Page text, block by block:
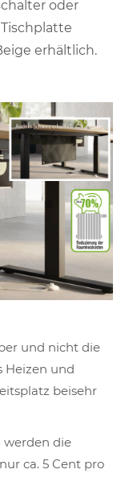
oder
erhältlich.
und nicht die
Heizen und
beisehr
werden die
ca. 5 Cent pro